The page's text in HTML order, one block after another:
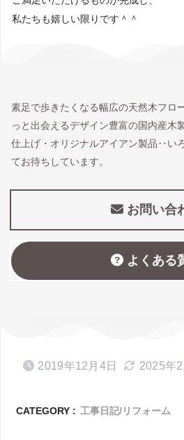
私たちも嬉しい限りです＾＾
素足で歩きたくなる幅広の天然木フロ
っと出会えるデザイン豊富の国内産木
仕上げ・オリジナルアイアン製品‥い
てお待ちしています。
お問い合
よくある
2019年12月4日 2025年2
CATEGORY : 工事日記/リフォーム